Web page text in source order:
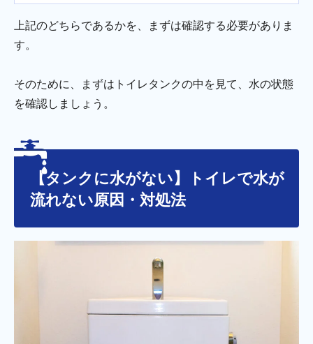
上記のどちらであるかを、まずは確認する必要がありま
す。
そのために、まずはトイレタンクの中を見て、水の状態
を確認しましょう。
【タンクに水がない】トイレで水が
流れない原因・対処法